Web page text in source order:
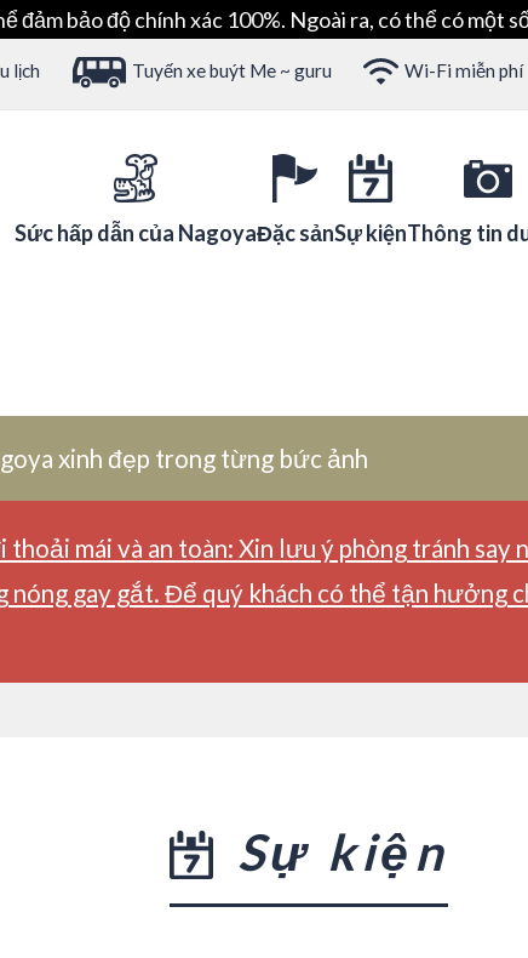
đảm bảo độ chính xác 100%. Ngoài ra, có thể có
lịch Tuyến xe buýt Me ~ guru Wi-Fi miễn phí
Sức hấp dẫn của NagoyaĐặc sảnSự kiệnThông tin
xinh đẹp trong từng bức ảnh
thoải mái và an toàn: Xin lưu ý phòng tránh
gay gắt. Để quý khách có thể tận hưởng
Sự kiện